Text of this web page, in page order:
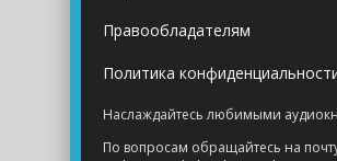
Правообладателям
Политика
Наслаждайтесь любимыми
По вопросам обращайтесь на